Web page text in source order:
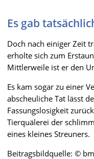
Es gab
Doch nach einiger Zeit
erholte sich zum
Mittlerweile ist er den
Es kam sogar zu einer
abscheuliche Tat lässt
Fassungslosigkeit
Tierquälerei der
eines kleines Streuners.
Beitragsbildquelle: ©